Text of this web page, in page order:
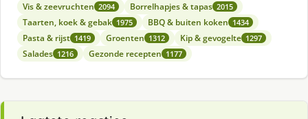
Vis & zeevruchten 2094 Borrelhapjes & tapas 2015
Taarten, koek & gebak 1975 BBQ & buiten koken 1434
Pasta & rijst 1419 Groenten 1312 Kip & gevogelte 1297
Salades 1216 Gezonde recepten 1177